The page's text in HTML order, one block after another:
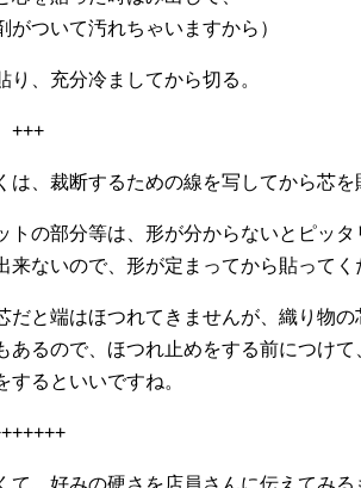
がついて汚れちゃいますから）
り、充分冷ましてから切る。
+++
は、裁断するための線を写してから芯を
トの部分等は、形が分からないとピッタ
来ないので、形が定まってから貼ってく
だと端はほつれてきませんが、織り物の
あるので、ほつれ止めをする前につけて
るといいですね。